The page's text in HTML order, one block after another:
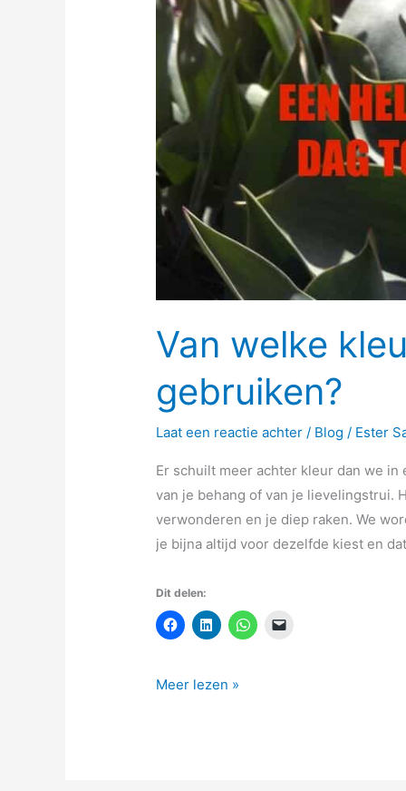
Van welke
gebruiken?
Laat een reactie achter / Blog / Ester
Er schuilt meer achter kleur dan we
van je behang of van je lievelingstrui.
verwonderen en je diep raken. We
je bijna altijd voor dezelfde kiest en
Dit delen:
Meer lezen »